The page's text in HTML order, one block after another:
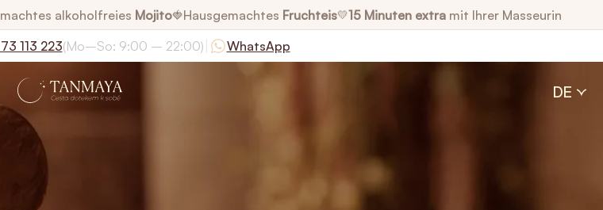
alkoholfreies Mojito🍓Hausgemachtes Fruchteis💛15 Minuten extra mit Ihrer Masseurin
113 223(Mo–So: 9:00 – 22:00) WhatsApp
DE